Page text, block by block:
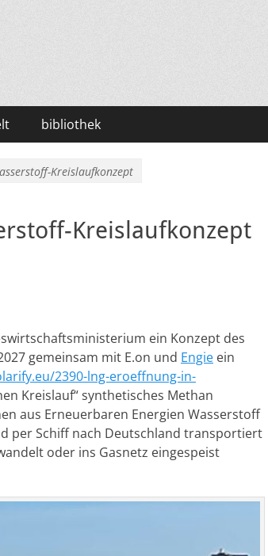
bibliothek
Kreislaufkonzept
Kreislaufkonzept
ein Konzept des
gemeinsam mit E.on und Engie ein
2390-lng-eroeffnung-in-
Kreislauf“ synthetisches Methan
aus Erneuerbaren Energien Wasserstoff
per Schiff nach Deutschland transportiert
oder ins Gasnetz eingespeist